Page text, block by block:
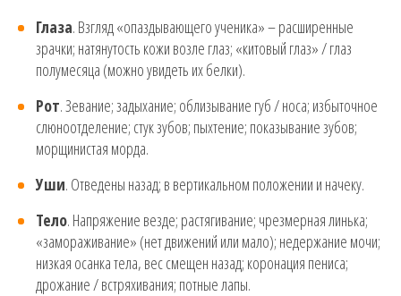
Глаза. Взгляд «опаздывающего ученика» – расширенные
зрачки; натянутость кожи возле глаз; «китовый глаз» / глаз
полумесяца (можно увидеть их белки).
Рот. Зевание; задыхание; облизывание губ / носа; избыточное
слюноотделение; стук зубов; пыхтение; показывание зубов;
морщинистая морда.
Уши. Отведены назад; в вертикальном положении и начеку.
Тело. Напряжение везде; растягивание; чрезмерная линька;
«замораживание» (нет движений или мало); недержание мочи;
низкая осанка тела, вес смещен назад; коронация пениса;
дрожание / встряхивания; потные лапы.